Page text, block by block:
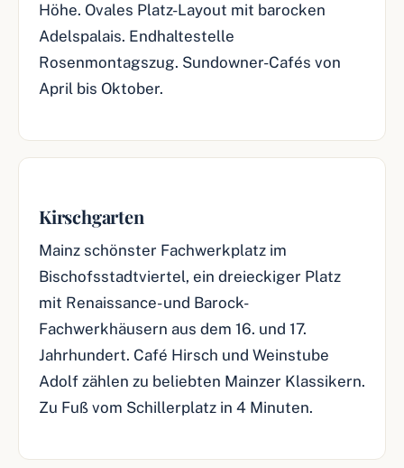
Höhe. Ovales Platz-Layout mit barocken
Adelspalais. Endhaltestelle
Rosenmontagszug. Sundowner-Cafés von
April bis Oktober.
Kirschgarten
Mainz schönster Fachwerkplatz im
Bischofsstadtviertel, ein dreieckiger Platz
mit Renaissance- und Barock-
Fachwerkhäusern aus dem 16. und 17.
Jahrhundert. Café Hirsch und Weinstube
Adolf zählen zu beliebten Mainzer Klassikern.
Zu Fuß vom Schillerplatz in 4 Minuten.